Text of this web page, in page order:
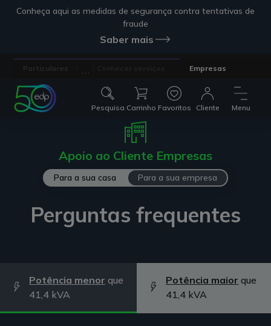
Conheça aqui as medidas de segurança contra tentativas de
fraude
Saber mais
Empresas
Pesquisa Carrinho Favoritos Cliente Menu
Apoio ao Cliente Empresas
Para a sua casa Para a sua empresa
Perguntas frequentes
Potência menor que
41,4 kVA
Potência maior que
41,4 kVA